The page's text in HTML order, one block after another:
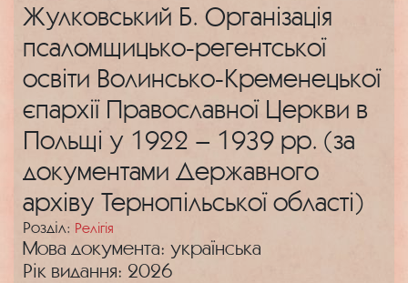
Жулковський Б. Організація
псаломщицько-регентської
освіти Волинсько-Кременецької
єпархії Православної Церкви в
Польщі у 1922 – 1939 рр. (за
документами Державного
архіву Тернопільської області)
Розділ: Релігія
Мова документа: українська
Рік видання: 2026